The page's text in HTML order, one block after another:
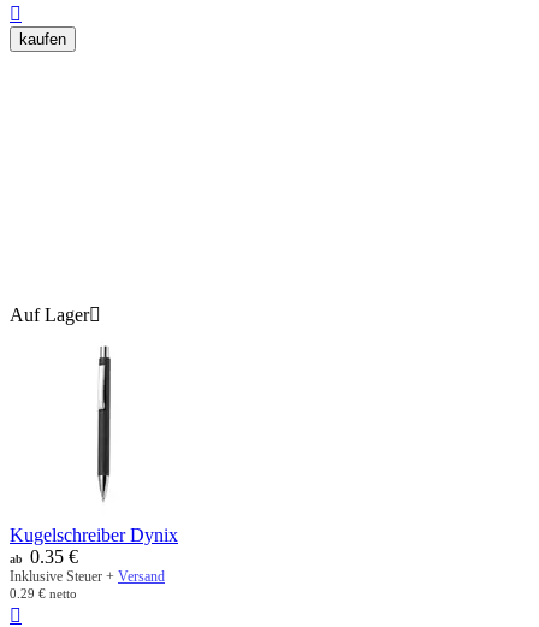

kaufen
Auf Lager
Kugelschreiber Dynix
ab 0.35 €
Inklusive Steuer + Versand
0.29 € netto
